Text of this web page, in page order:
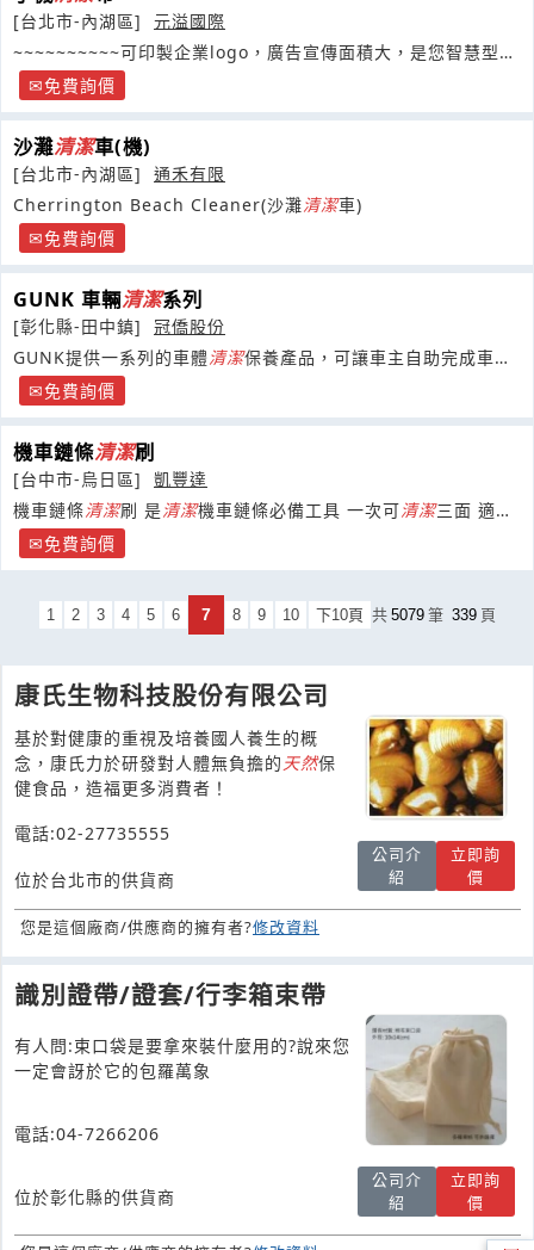
[台北市-內湖區]
元溢國際
~~~~~~~~~~可印製企業logo，廣告宣傳面積大，是您智慧型手
機最佳附屬品
免費詢價
沙灘清潔車(機)
[台北市-內湖區]
通禾有限
Cherrington Beach Cleaner(沙灘清潔車)
免費詢價
GUNK 車輛清潔系列
[彰化縣-田中鎮]
冠僑股份
GUNK提供一系列的車體清潔保養產品，可讓車主自助完成車輛
清潔的工作，使車輛如同剛出廠一般光亮如新
免費詢價
機車鏈條清潔刷
[台中市-烏日區]
凱豐達
機車鏈條清潔 刷 是清潔機車鏈條必備工具 一次可清潔三面 適用
免費詢價
1 2 3 4 5 6 7 8 9 10 下10頁 共 5079 筆 339 頁
康氏生物科技股份有限公司
基於對健康的重視及培養國人養生的概
念，康氏力於研發對人體無負擔的 天然保
健食品，造福更多消費者！
電話:02-27735555
位於台北市的供貨商
公司介
紹
立即詢
價
您是這個廠商/供應商的擁有者?修改資料
識別證帶/證套/行李箱束帶
有人問:束口袋是要拿來裝什麼用的?說來您
一定會訝於它的包羅萬象
電話:04-7266206
位於彰化縣的供貨商
公司介
紹
立即詢
價